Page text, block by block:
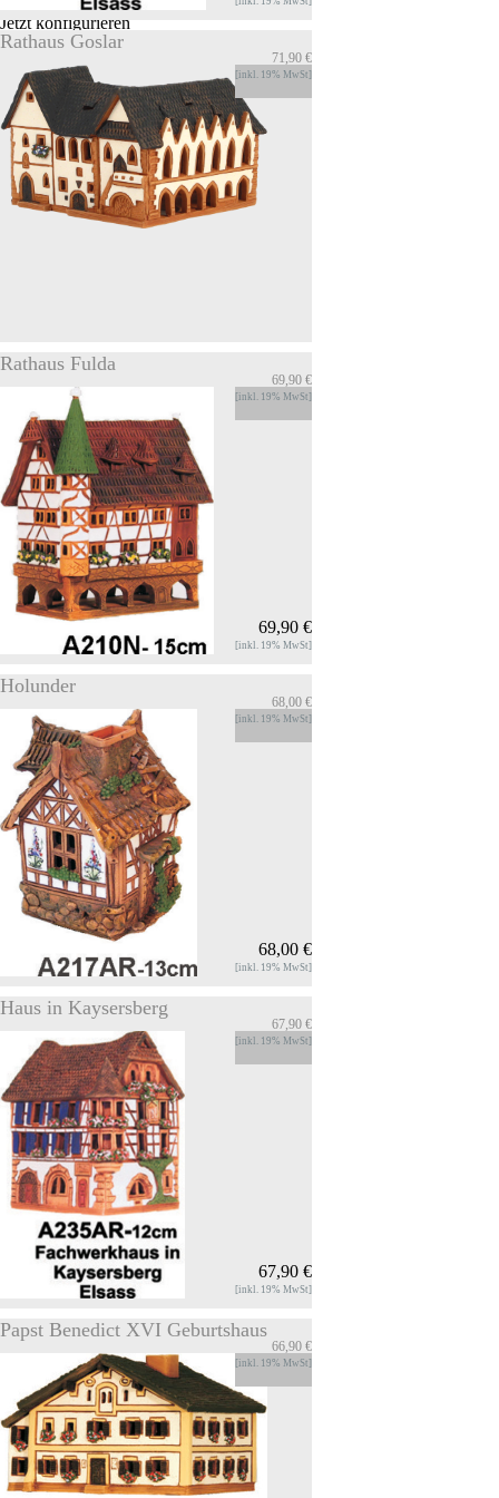
Jetzt konfigurieren
Haus Brief in Kaysersberg
Duft- und Lichthaus Haus in Kaysersberg -
Elsass Der Kamin kann mit Wasser und
Duftoel befuellt werden, Wird ein Teelicht
im Duft-Haus entzuendet, erwaermt sich das
Duftoel-Gemisch und setzt das Aroma frei.
INFOS
Zum Produkt
Rathaus Goslar
71,90 €
[inkl. 19% MwSt]
Miniatur- und Decohaus Rathaus Goslar
höhe ca. 10 cm in Handarbeit aus Ton
hergestellt.
INFOS
Zum Produkt
Rathaus Fulda
69,90 €
[inkl. 19% MwSt]
69,90 €
[inkl. 19% MwSt]
Miniaturhaus Rathaus Fulda höhe ca. 15 cm
Das Haus kann mit einer elektrischen
Beleuchtung geliefert werden!
INFOS
Zum Produkt
Holunder
68,00 €
[inkl. 19% MwSt]
68,00 €
[inkl. 19% MwSt]
Duft- und Lichthaus Holunder Der Kamin
kann mit Wasser und Duftoel befuellt
werden, Wird ein Teelicht im Duft-Haus
entzuendet, erwaermt sich das Duftoel-
Gemisch und setzt das Aroma frei.
INFOS
Zum Produkt
Haus in Kaysersberg
67,90 €
[inkl. 19% MwSt]
67,90 €
[inkl. 19% MwSt]
Haus in Kaysersberg
Duft- und Lichthaus Haus in Kaysersberg -
Elsass Der Kamin kann mit Wasser und
Duftoel befuellt werden, Wird ein Teelicht
im Duft-Haus entzuendet, erwaermt sich das
Duftoel-Gemisch und setzt das Aroma frei.
INFOS
Zum Produkt
Papst Benedict XVI Geburtshaus
66,90 €
[inkl. 19% MwSt]